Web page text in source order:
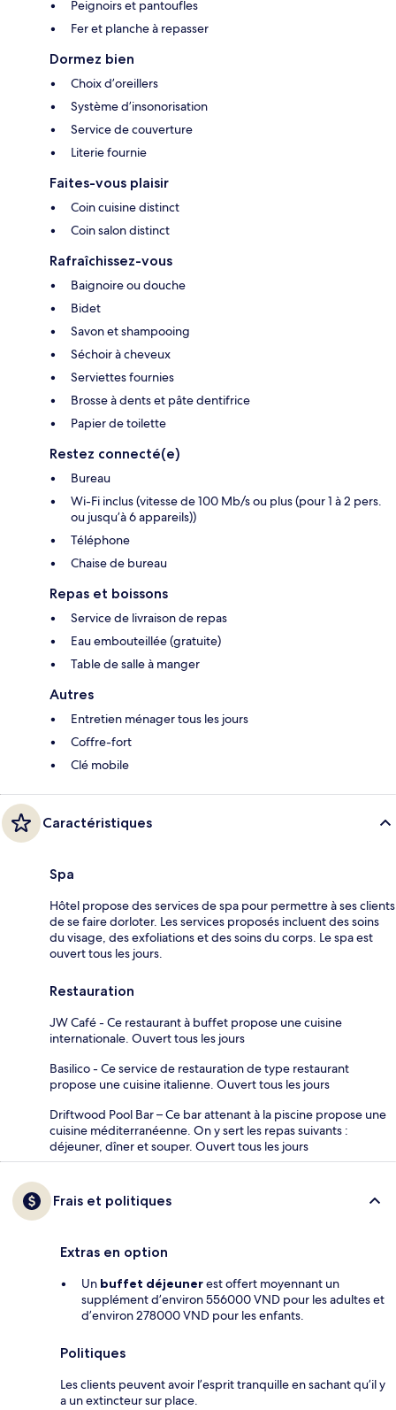
Peignoirs et pantoufles
Fer et planche à repasser
Dormez bien
Choix d’oreillers
Système d’insonorisation
Service de couverture
Literie fournie
Faites-vous plaisir
Coin cuisine distinct
Coin salon distinct
Rafraîchissez-vous
Baignoire ou douche
Bidet
Savon et shampooing
Séchoir à cheveux
Serviettes fournies
Brosse à dents et pâte dentifrice
Papier de toilette
Restez connecté(e)
Bureau
Wi-Fi inclus (vitesse de 100 Mb/s ou plus (pour 1 à 2 pers.
ou jusqu’à 6 appareils))
Téléphone
Chaise de bureau
Repas et boissons
Service de livraison de repas
Eau embouteillée (gratuite)
Table de salle à manger
Autres
Entretien ménager tous les jours
Coffre-fort
Clé mobile
Caractéristiques
Spa
Hôtel propose des services de spa pour permettre à ses clients
de se faire dorloter. Les services proposés incluent des soins
du visage, des exfoliations et des soins du corps. Le spa est
ouvert tous les jours.
Restauration
JW Café - Ce restaurant à buffet propose une cuisine
internationale. Ouvert tous les jours
Basilico - Ce service de restauration de type restaurant
propose une cuisine italienne. Ouvert tous les jours
Driftwood Pool Bar – Ce bar attenant à la piscine propose une
cuisine méditerranéenne. On y sert les repas suivants :
déjeuner, dîner et souper. Ouvert tous les jours
Frais et politiques
Extras en option
Un buffet déjeunerest offert moyennant un
supplément d’environ 556000 VND pour les adultes et
d’environ 278000 VND pour les enfants.
Politiques
Les clients peuvent avoir l’esprit tranquille en sachant qu’il y
a un extincteur sur place.